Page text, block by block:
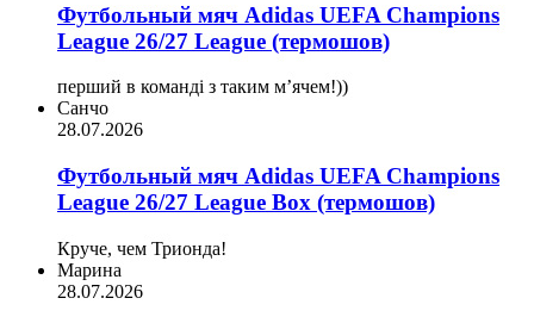
Футбольный мяч Adidas UEFA Champions
League 26/27 League (термошов)
перший в команді з таким мʼячем!))
Санчо
28.07.2026
Футбольный мяч Adidas UEFA Champions
League 26/27 League Box (термошов)
Круче, чем Трионда!
Марина
28.07.2026